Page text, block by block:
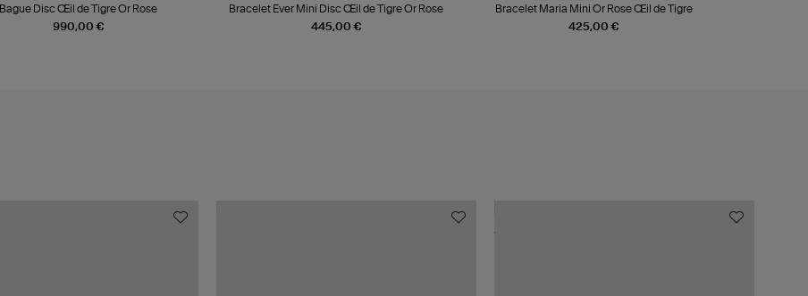
990,00 €
Bague Disc Œil de Tigre Or Rose
445,00 €
Bracelet Ever Mini Disc Œil de Tigre Or Rose
425,00 €
Bracelet Maria Mini Or Rose Œil de Tigre